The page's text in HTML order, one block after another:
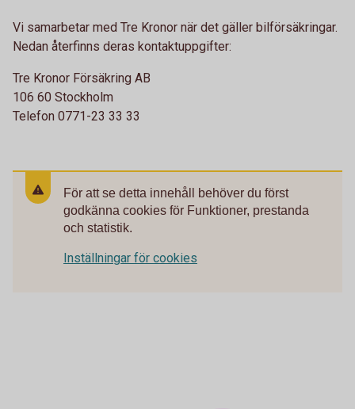
Vi samarbetar med Tre Kronor när det gäller bilförsäkringar.
Nedan återfinns deras kontaktuppgifter:
Tre Kronor Försäkring AB
106 60 Stockholm
Telefon 0771-23 33 33
För att se detta innehåll behöver du först
godkänna cookies för Funktioner, prestanda
och statistik.
Inställningar för cookies